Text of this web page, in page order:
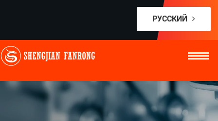
РУССКИЙ